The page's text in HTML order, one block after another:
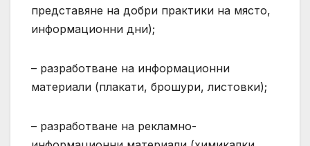
представяне на добри практики на място,
информационни дни);
– разработване на информационни
материали (плакати, брошури, листовки);
– разработване на рекламно-